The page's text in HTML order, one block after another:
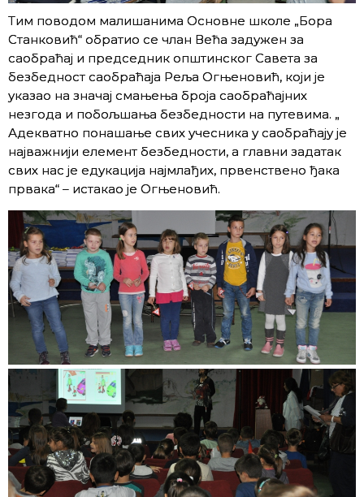
Тим поводом малишанима Основне школе „Бора
Станковић“ обратио се члан Већа задужен за
саобраћај и председник општинског Савета за
безбедност саобраћаја Реља Огњеновић, који је
указао на значај смањења броја саобраћајних
незгода и побољшања безбедности на путевима. „
Адекватно понашање свих учесника у саобраћају је
најважнији елемент безбедности, а главни задатак
свих нас је едукација најмлађих, првенствено ђака
првака“ – истакао је Огњеновић.